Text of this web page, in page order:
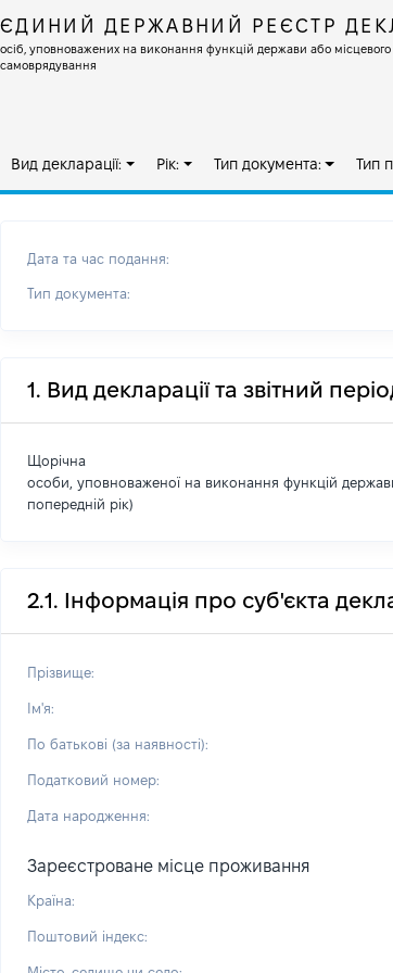
ЄДИНИЙ ДЕРЖАВНИЙ РЕЄСТР
осіб, уповноважених на виконання функцій держави або місцевого
самоврядування
Вид декларації: Рік: Тип документа: Тип
Дата та час подання:
Тип документа:
1. Вид декларації та звітний
Щорічна
особи, уповноваженої на виконання функцій
попередній рік)
2.1. Інформація про суб'єкта
Прізвище:
Ім'я:
По батькові (за наявності):
Податковий номер:
Дата народження:
Зареєстроване місце проживання
Країна:
Поштовий індекс: